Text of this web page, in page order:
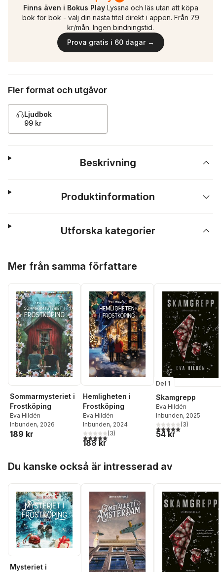
Finns även i Bokus Play Lyssna och läs utan att köpa
bok för bok - välj din nästa titel direkt i appen. Från 79
kr/mån. Ingen bindningstid.
Prova gratis i 60 dagar →
Fler format och utgåvor
Ljudbok
99 kr
Beskrivning
Produktinformation
Utforska kategorier
Mer från samma författare
Sommarmysteriet i
Frostköping
Eva Hildén
Inbunden, 2026
189 kr
Hemligheten i
Frostköping
Eva Hildén
Inbunden, 2024
5,0utav 5 stjärnor. Totalt antal röster:
(3)
188 kr
Del 1
Skamgrepp
Eva Hildén
Inbunden, 2025
5,0utav 5 stjärnor.
(3)
54 kr
Du kanske också är intresserad av
Mysteriet i